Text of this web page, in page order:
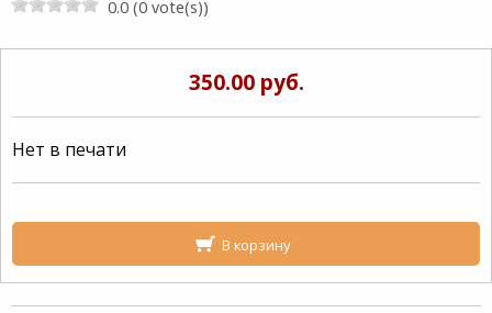
0.0 (0 vote(s))
350.00 руб.
Нет в печати
В корзину